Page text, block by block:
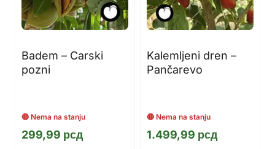
Badem – Carski
pozni
299,99 рсд
Kalemljeni dren –
Pančarevo
1.499,99 рсд